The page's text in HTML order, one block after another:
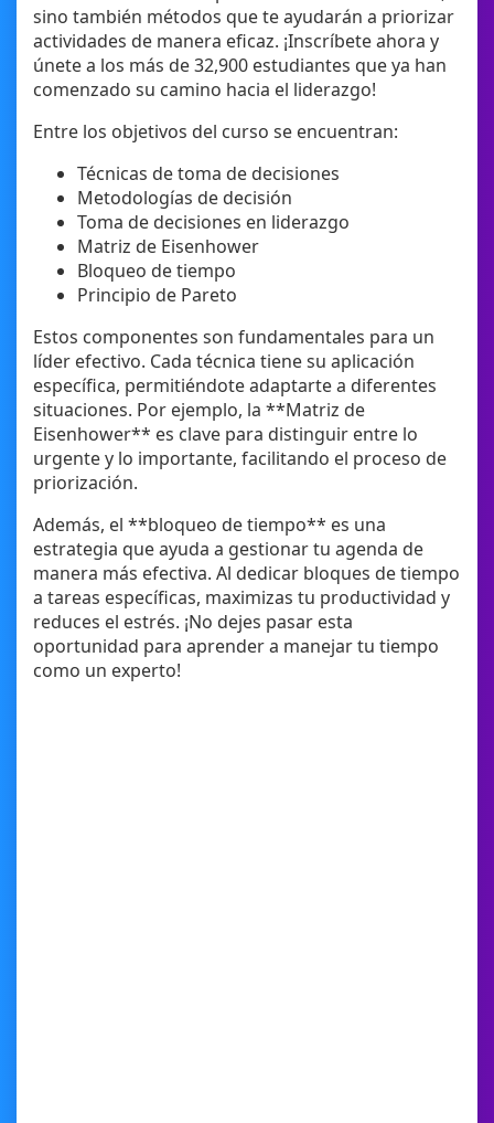
sino también métodos que te ayudarán a priorizar
actividades de manera eficaz. ¡Inscríbete ahora y
únete a los más de 32,900 estudiantes que ya han
comenzado su camino hacia el liderazgo!
Entre los objetivos del curso se encuentran:
Técnicas de toma de decisiones
Metodologías de decisión
Toma de decisiones en liderazgo
Matriz de Eisenhower
Bloqueo de tiempo
Principio de Pareto
Estos componentes son fundamentales para un
líder efectivo. Cada técnica tiene su aplicación
específica, permitiéndote adaptarte a diferentes
situaciones. Por ejemplo, la **Matriz de
Eisenhower** es clave para distinguir entre lo
urgente y lo importante, facilitando el proceso de
priorización.
Además, el **bloqueo de tiempo** es una
estrategia que ayuda a gestionar tu agenda de
manera más efectiva. Al dedicar bloques de tiempo
a tareas específicas, maximizas tu productividad y
reduces el estrés. ¡No dejes pasar esta
oportunidad para aprender a manejar tu tiempo
como un experto!